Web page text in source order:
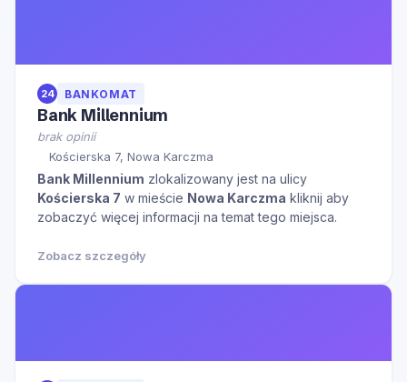
24 BANKOMAT
Bank Millennium
brak opinii
Kościerska 7, Nowa Karczma
Bank Millennium zlokalizowany jest na ulicy
Kościerska 7 w mieście Nowa Karczma kliknij aby
zobaczyć więcej informacji na temat tego miejsca.
Zobacz szczegóły